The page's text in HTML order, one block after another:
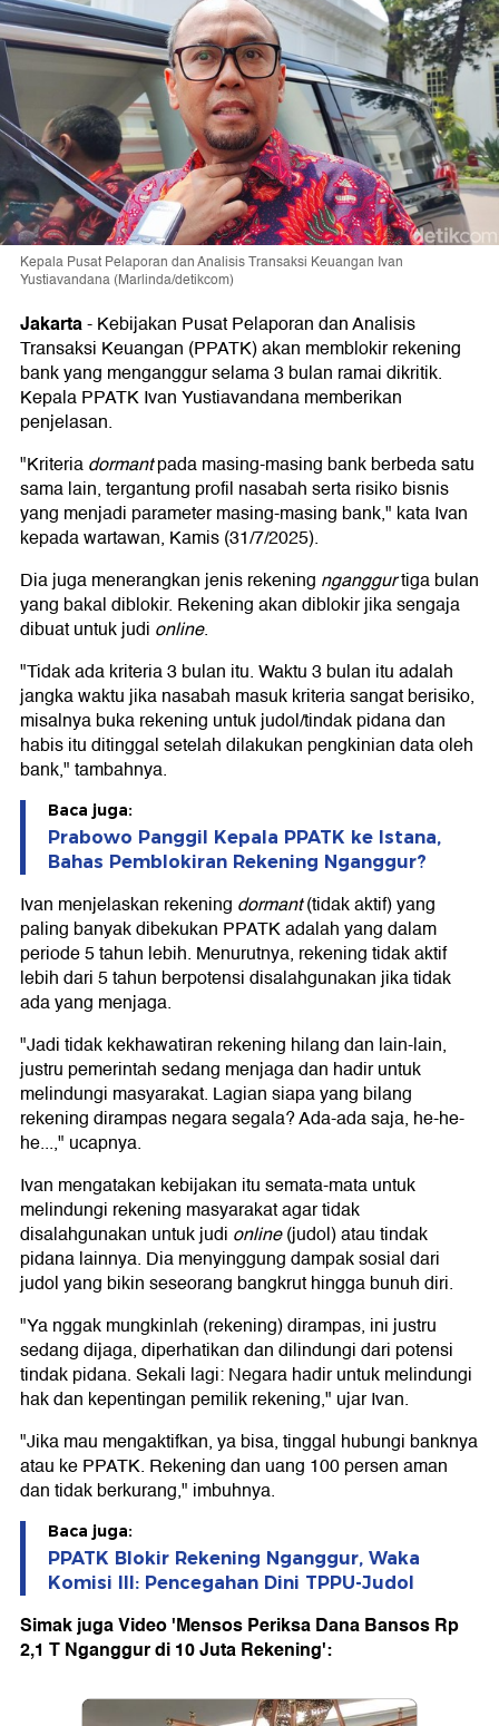
Kepala Pusat Pelaporan dan Analisis Transaksi Keuangan Ivan
Yustiavandana (Marlinda/detikcom)
Jakarta-Kebijakan Pusat Pelaporan dan Analisis
Transaksi Keuangan (PPATK) akan memblokir rekening
bank yang menganggur selama 3 bulan ramai dikritik.
Kepala PPATK Ivan Yustiavandana memberikan
penjelasan.
"Kriteriadormantpada masing-masing bank berbeda satu
sama lain, tergantung profil nasabah serta risiko bisnis
yang menjadi parameter masing-masing bank," kata Ivan
kepada wartawan, Kamis (31/7/2025).
Dia juga menerangkan jenis rekening nganggurtiga bulan
yang bakal diblokir. Rekening akan diblokir jika sengaja
dibuat untuk judi online.
"Tidak ada kriteria 3 bulan itu. Waktu 3 bulan itu adalah
jangka waktu jika nasabah masuk kriteria sangat berisiko,
misalnya buka rekening untuk judol/tindak pidana dan
habis itu ditinggal setelah dilakukan pengkinian data oleh
bank," tambahnya.
Baca juga:
Prabowo Panggil Kepala PPATK ke Istana,
Bahas Pemblokiran Rekening Nganggur?
Ivan menjelaskan rekening dormant(tidak aktif) yang
paling banyak dibekukan PPATK adalah yang dalam
periode 5 tahun lebih. Menurutnya, rekening tidak aktif
lebih dari 5 tahun berpotensi disalahgunakan jika tidak
ada yang menjaga.
"Jadi tidak kekhawatiran rekening hilang dan lain-lain,
justru pemerintah sedang menjaga dan hadir untuk
melindungi masyarakat. Lagian siapa yang bilang
rekening dirampas negara segala? Ada-ada saja, he-he-
he...," ucapnya.
Ivan mengatakan kebijakan itu semata-mata untuk
melindungi rekening masyarakat agar tidak
disalahgunakan untuk judi online(judol) atau tindak
pidana lainnya. Dia menyinggung dampak sosial dari
judol yang bikin seseorang bangkrut hingga bunuh diri.
"Ya nggak mungkinlah (rekening) dirampas, ini justru
sedang dijaga, diperhatikan dan dilindungi dari potensi
tindak pidana. Sekali lagi: Negara hadir untuk melindungi
hak dan kepentingan pemilik rekening," ujar Ivan.
"Jika mau mengaktifkan, ya bisa, tinggal hubungi banknya
atau ke PPATK. Rekening dan uang 100 persen aman
dan tidak berkurang," imbuhnya.
Baca juga:
PPATK Blokir Rekening Nganggur, Waka
Komisi III: Pencegahan Dini TPPU-Judol
Simak juga Video 'Mensos Periksa Dana Bansos Rp
2,1 T Nganggur di 10 Juta Rekening':